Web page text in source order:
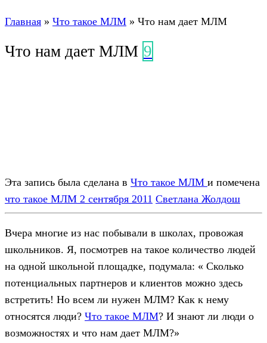
Главная » Что такое МЛМ » Что нам дает МЛМ
Что нам дает МЛМ 9
Эта запись была сделана в Что такое МЛМ и помечена
что такое МЛМ 2 сентября 2011 Светлана Жолдош
Вчера многие из нас побывали в школах, провожая
школьников. Я, посмотрев на такое количество людей
на одной школьной площадке, подумала: « Сколько
потенциальных партнеров и клиентов можно здесь
встретить! Но всем ли нужен МЛМ? Как к нему
относятся люди? Что такое МЛМ? И знают ли люди о
возможностях и что нам дает МЛМ?»